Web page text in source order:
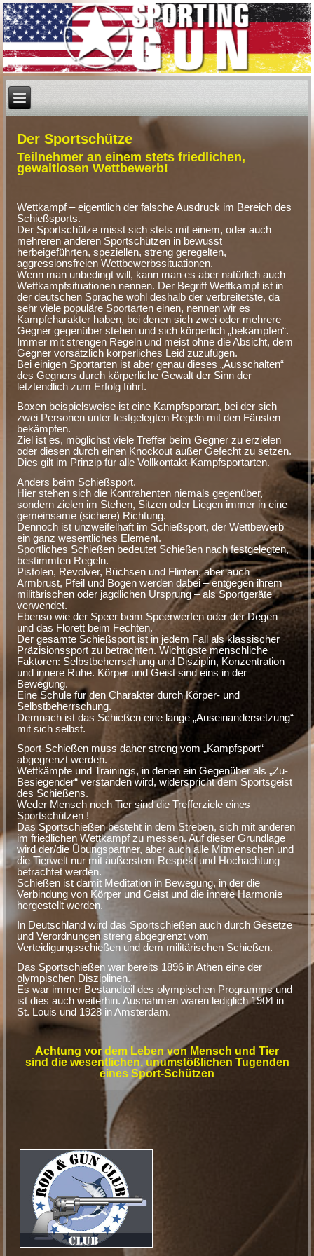
Der Sportschütze
Teilnehmer an einem stets friedlichen,
gewaltlosen Wettbewerb!
Wettkampf – eigentlich der falsche Ausdruck im Bereich des
Schießsports.
Der Sportschütze misst sich stets mit einem, oder auch
mehreren anderen Sportschützen in bewusst
herbeigeführten, speziellen, streng geregelten,
aggressionsfreien Wettbewerbssituationen.
Wenn man unbedingt will, kann man es aber natürlich auch
Wettkampfsituationen nennen. Der Begriff Wettkampf ist in
der deutschen Sprache wohl deshalb der verbreitetste, da
sehr viele populäre Sportarten einen, nennen wir es
Kampfcharakter haben, bei denen sich zwei oder mehrere
Gegner gegenüber stehen und sich körperlich „bekämpfen“.
Immer mit strengen Regeln und meist ohne die Absicht, dem
Gegner vorsätzlich körperliches Leid zuzufügen.
Bei einigen Sportarten ist aber genau dieses „Ausschalten“
des Gegners durch körperliche Gewalt der Sinn der
letztendlich zum Erfolg führt.
Boxen beispielsweise ist eine Kampfsportart, bei der sich
zwei Personen unter festgelegten Regeln mit den Fäusten
bekämpfen.
Ziel ist es, möglichst viele Treffer beim Gegner zu erzielen
oder diesen durch einen Knockout außer Gefecht zu setzen.
Dies gilt im Prinzip für alle Vollkontakt-Kampfsportarten.
Anders beim Schießsport.
Hier stehen sich die Kontrahenten niemals gegenüber,
sondern zielen im Stehen, Sitzen oder Liegen immer in eine
gemeinsame (sichere) Richtung.
Dennoch ist unzweifelhaft im Schießsport, der Wettbewerb
ein ganz wesentliches Element.
Sportliches Schießen bedeutet Schießen nach festgelegten,
bestimmten Regeln.
Pistolen, Revolver, Büchsen und Flinten, aber auch
Armbrust, Pfeil und Bogen werden dabei – entgegen ihrem
militärischen oder jagdlichen Ursprung – als Sportgeräte
verwendet.
Ebenso wie der Speer beim Speerwerfen oder der Degen
und das Florett beim Fechten.
Der gesamte Schießsport ist in jedem Fall als klassischer
Präzisionssport zu betrachten. Wichtigste menschliche
Faktoren: Selbstbeherrschung und Disziplin, Konzentration
und innere Ruhe. Körper und Geist sind eins in der
Bewegung.
Eine Schule für den Charakter durch Körper- und
Selbstbeherrschung.
Demnach ist das Schießen eine lange „Auseinandersetzung“
mit sich selbst.
Sport-Schießen muss daher streng vom „Kampfsport“
abgegrenzt werden.
Wettkämpfe und Trainings, in denen ein Gegenüber als „Zu-
Besiegender“ verstanden wird, widerspricht dem Sportsgeist
des Schießens.
Weder Mensch noch Tier sind die Trefferziele eines
Sportschützen !
Das Sportschießen besteht in dem Streben, sich mit anderen
im friedlichen Wettkampf zu messen. Auf dieser Grundlage
wird der/die Übungspartner, aber auch alle Mitmenschen und
die Tierwelt nur mit äußerstem Respekt und Hochachtung
betrachtet werden.
Schießen ist damit Meditation in Bewegung, in der die
Verbindung von Körper und Geist und die innere Harmonie
hergestellt werden.
In Deutschland wird das Sportschießen auch durch Gesetze
und Verordnungen streng abgegrenzt vom
Verteidigungsschießen und dem militärischen Schießen.
Das Sportschießen war bereits 1896 in Athen eine der
olympischen Disziplinen.
Es war immer Bestandteil des olympischen Programms und
ist dies auch weiterhin. Ausnahmen waren lediglich 1904 in
St. Louis und 1928 in Amsterdam.
Achtung vor dem Leben von Mensch und Tier
sind die wesentlichen, unumstößlichen Tugenden
eines Sport-Schützen